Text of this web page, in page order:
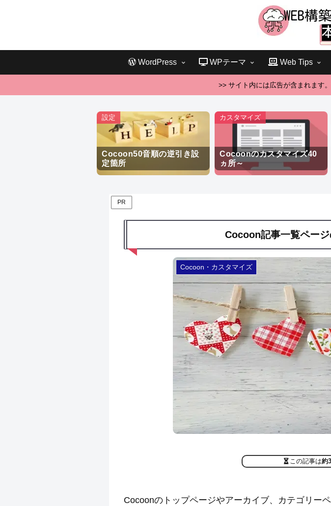
WordPress WPテーマ Web Tips
>> サイト内には広告が含まれま
設定
Cocoon50音順の逆引き設
定箇所
カスタマイズ
Cocoonのカスタマイズ40
ヵ所～
PR
Cocoon記事一覧ペー
Cocoon・カスタマイズ
この記事は約
Cocoonのトップページやアーカイブ、カテゴリー